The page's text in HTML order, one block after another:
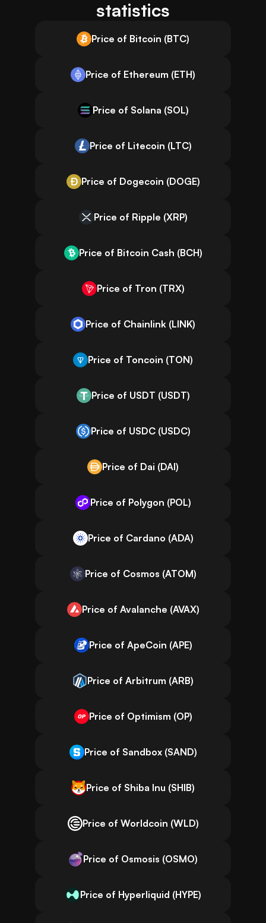
statistics
Price of Bitcoin (BTC)
Price of Ethereum (ETH)
Price of Solana (SOL)
Price of Litecoin (LTC)
Price of Dogecoin (DOGE)
Price of Ripple (XRP)
Price of Bitcoin Cash (BCH)
Price of Tron (TRX)
Price of Chainlink (LINK)
Price of Toncoin (TON)
Price of USDT (USDT)
Price of USDC (USDC)
Price of Dai (DAI)
Price of Polygon (POL)
Price of Cardano (ADA)
Price of Cosmos (ATOM)
Price of Avalanche (AVAX)
Price of ApeCoin (APE)
Price of Arbitrum (ARB)
Price of Optimism (OP)
Price of Sandbox (SAND)
Price of Shiba Inu (SHIB)
Price of Worldcoin (WLD)
Price of Osmosis (OSMO)
Price of Hyperliquid (HYPE)